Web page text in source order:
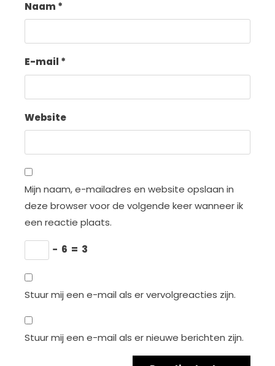
Naam *
E-mail *
Website
Mijn naam, e-mailadres en website opslaan in
deze browser voor de volgende keer wanneer ik
een reactie plaats.
− 6 = 3
Stuur mij een e-mail als er vervolgreacties zijn.
Stuur mij een e-mail als er nieuwe berichten zijn.